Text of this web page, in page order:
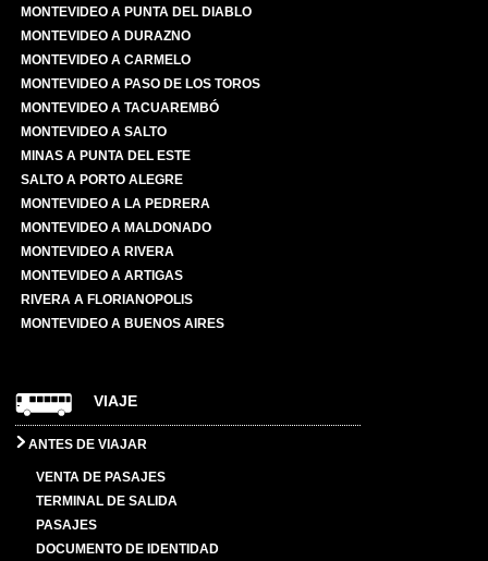
MONTEVIDEO A PUNTA DEL DIABLO
MONTEVIDEO A DURAZNO
MONTEVIDEO A CARMELO
MONTEVIDEO A PASO DE LOS TOROS
MONTEVIDEO A TACUAREMBÓ
MONTEVIDEO A SALTO
MINAS A PUNTA DEL ESTE
SALTO A PORTO ALEGRE
MONTEVIDEO A LA PEDRERA
MONTEVIDEO A MALDONADO
MONTEVIDEO A RIVERA
MONTEVIDEO A ARTIGAS
RIVERA A FLORIANOPOLIS
MONTEVIDEO A BUENOS AIRES
VIAJE
ANTES DE VIAJAR
VENTA DE PASAJES
TERMINAL DE SALIDA
PASAJES
DOCUMENTO DE IDENTIDAD